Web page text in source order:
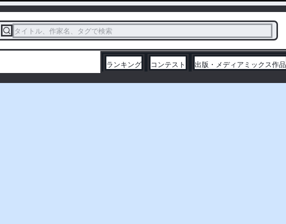
タイトル、作家名、タグで検索
ランキング コンテスト 出版・メディアミックス作品